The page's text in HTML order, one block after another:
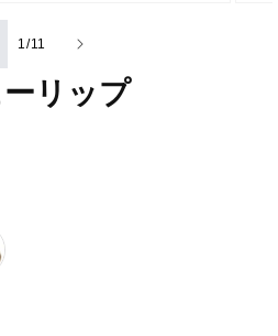
1 /の
11
ーリップ